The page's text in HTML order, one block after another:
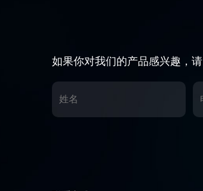
如果你对我们的产品感兴趣，